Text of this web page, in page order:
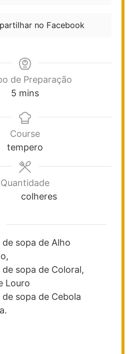
no Facebook
de Preparação
5 mins
Course
tempero
Quantidade
colheres
de sopa de Alho
de sopa de Coloral,
Louro
de sopa de Cebola